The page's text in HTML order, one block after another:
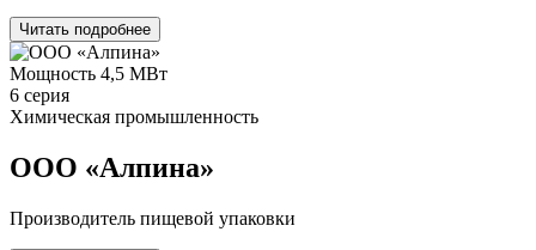
Читать подробнее
Мощность 4,5 МВт
6 серия
Химическая промышленность
ООО «Алпина»
Производитель пищевой упаковки